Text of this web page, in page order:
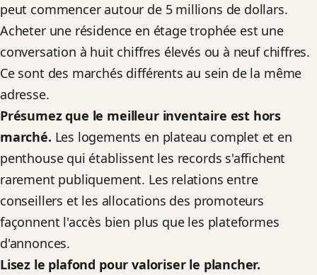
peut commencer autour de 5 millions de dollars.
Acheter une résidence en étage trophée est une
conversation à huit chiffres élevés ou à neuf chiffres.
Ce sont des marchés différents au sein de la même
adresse.
Présumez que le meilleur inventaire est hors
marché. Les logements en plateau complet et en
penthouse qui établissent les records s'affichent
rarement publiquement. Les relations entre
conseillers et les allocations des promoteurs
façonnent l'accès bien plus que les plateformes
d'annonces.
Lisez le plafond pour valoriser le plancher.